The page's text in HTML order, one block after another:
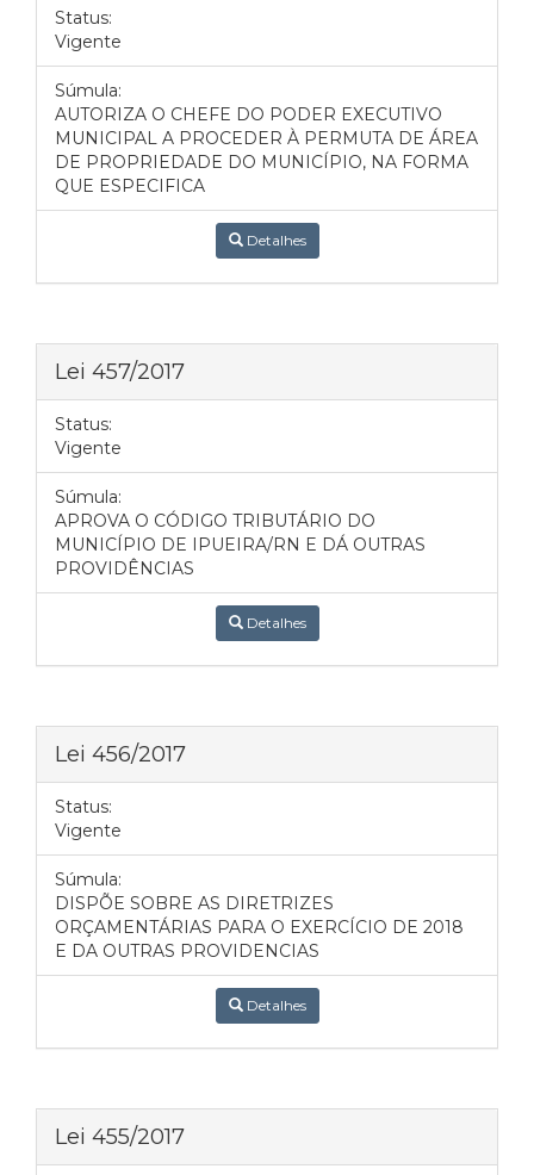
Status:
Vigente
Súmula:
AUTORIZA O CHEFE DO PODER EXECUTIVO
MUNICIPAL A PROCEDER À PERMUTA DE ÁREA
DE PROPRIEDADE DO MUNICÍPIO, NA FORMA
QUE ESPECIFICA
Detalhes
Lei 457/2017
Status:
Vigente
Súmula:
APROVA O CÓDIGO TRIBUTÁRIO DO
MUNICÍPIO DE IPUEIRA/RN E DÁ OUTRAS
PROVIDÊNCIAS
Detalhes
Lei 456/2017
Status:
Vigente
Súmula:
DISPÕE SOBRE AS DIRETRIZES
ORÇAMENTÁRIAS PARA O EXERCÍCIO DE 2018
E DA OUTRAS PROVIDENCIAS
Detalhes
Lei 455/2017